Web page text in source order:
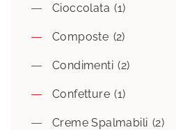
Cioccolata (1)
Composte (2)
Condimenti (2)
Confetture (1)
Creme Spalmabili (2)